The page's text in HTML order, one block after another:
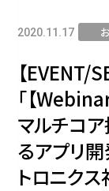
2020.11.17
【EVENT/
「【
マルチコ
るアプリ開
トロニクス